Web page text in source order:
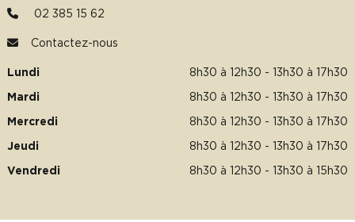
02 385 15 62
Contactez-nous
Lundi 8h30 à 12h30 - 13h30 à 17h30
Mardi 8h30 à 12h30 - 13h30 à 17h30
Mercredi 8h30 à 12h30 - 13h30 à 17h30
Jeudi 8h30 à 12h30 - 13h30 à 17h30
Vendredi 8h30 à 12h30 - 13h30 à 15h30